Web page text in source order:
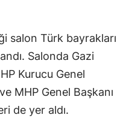
salon Türk bayrakları
Salonda Gazi
Kurucu Genel
MHP Genel Başkanı
de yer aldı.